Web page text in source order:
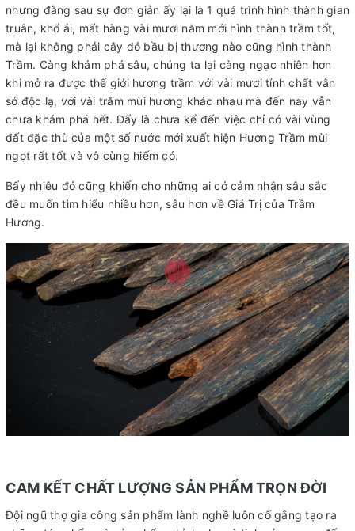
nhưng đằng sau sự đơn giản ấy lại là 1 quá trình hình thành gian
truân, khổ ải, mất hàng vài mươi năm mới hình thành trầm tốt,
mà lại không phải cây dó bầu bị thương nào cũng hình thành
Trầm. Càng khám phá sâu, chúng ta lại càng ngạc nhiên hơn
khi mở ra được thế giới hương trầm với vài mươi tính chất vân
sớ độc lạ, với vài trăm mùi hương khác nhau mà đến nay vẫn
chưa khám phá hết. Đấy là chưa kể đến việc chỉ có vài vùng
đất đặc thù của một số nước mới xuất hiện Hương Trầm mùi
ngọt rất tốt và vô cùng hiếm có.
Bấy nhiêu đó cũng khiến cho những ai có cảm nhận sâu sắc
đều muốn tìm hiểu nhiều hơn, sâu hơn về Giá Trị của Trầm
Hương.
CAM KẾT CHẤT LƯỢNG SẢN PHẨM TRỌN ĐỜI
Đội ngũ thợ gia công sản phẩm lành nghề luôn cố gắng tạo ra